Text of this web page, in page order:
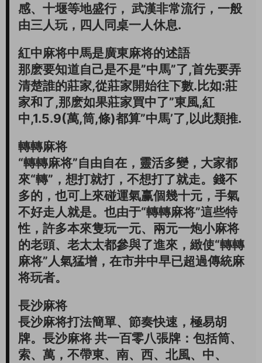
感、十堰等地盛行， 武漢非常流行，一般
由三人玩，四人同桌一人休息.
紅中麻将中馬是廣東麻将的述語
那麽要知道自己是不是”中馬”了,首先要弄
清楚誰的莊家,從莊家開始往下數.比如:莊
家和了,那麽如果莊家買中了”東風,紅
中,1.5.9(萬,筒,條)都算”中馬’了,以此類推.
轉轉麻将
“轉轉麻将”自由自在，靈活多變，大家都
來“轉”，想打就打，不想打了就走。錢不
多的，也可上來碰運氣赢個幾十元，手氣
不好走人就是。也由于“轉轉麻将”這些特
性，許多本來隻玩一元、兩元一炮小麻将
的老頭、老太太都參與了進來，緻使“轉轉
麻将”人氣猛增，在市井中早已超過傳統麻
将玩者。
長沙麻将
長沙麻将打法簡單、節奏快速，極易胡
牌。長沙麻将 共一百零八張牌：包括筒、
索、萬，不帶東、南、西、北風、中、